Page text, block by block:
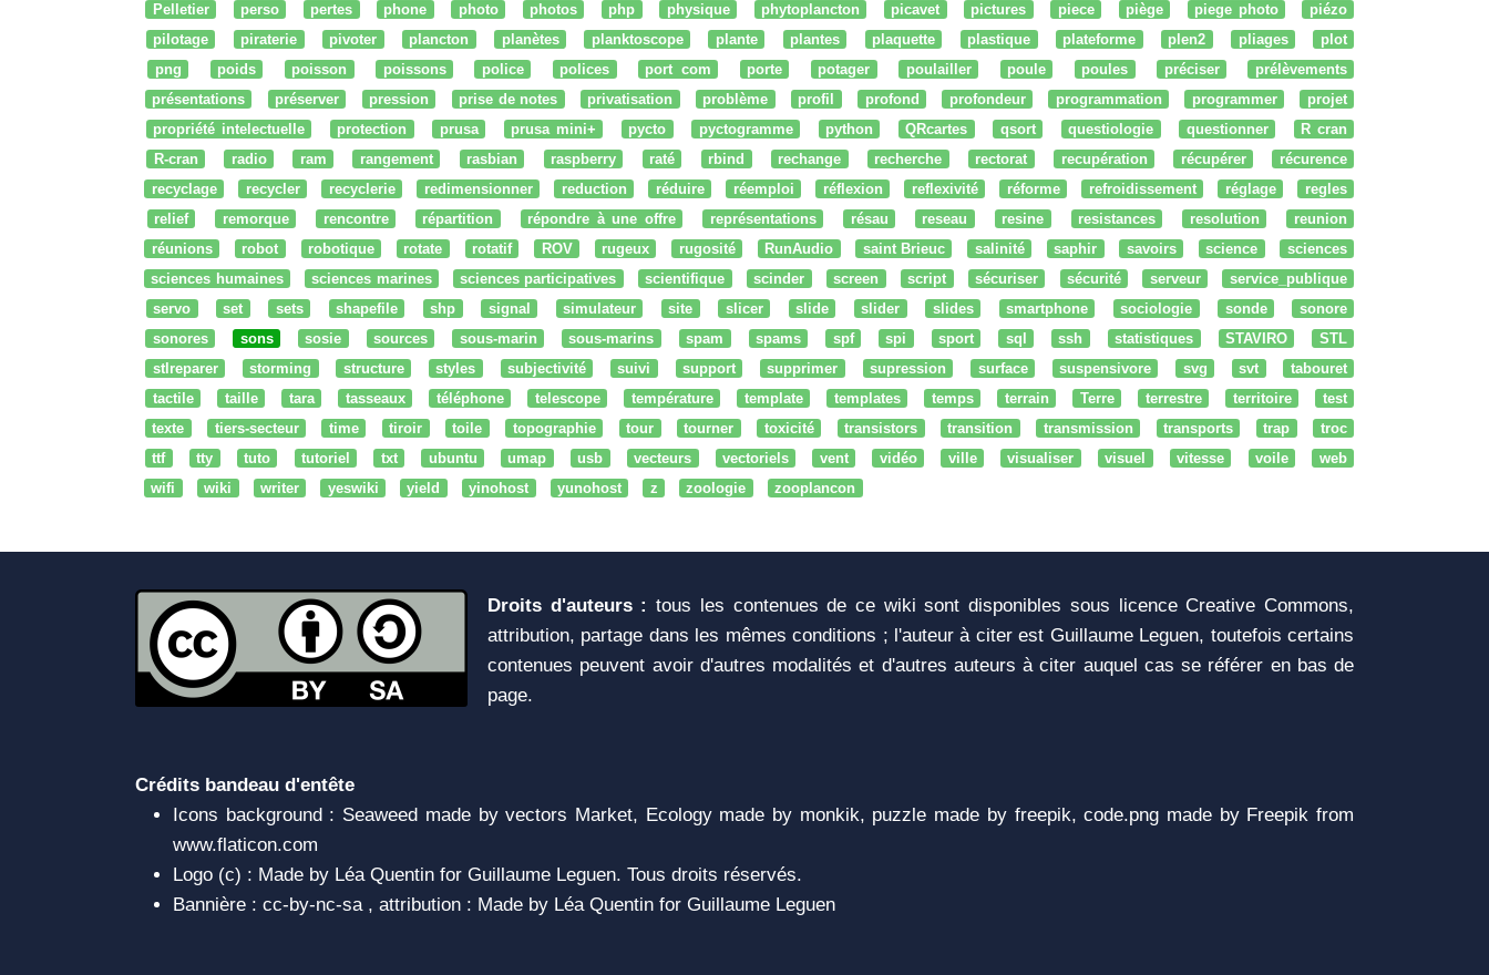
Pelletier
perso pertes phone photo photos php physique phytoplancton picavet pictures piece piège piege photo
piézo
pilotage
piraterie pivoter plancton planètes planktoscope plante plantes plaquette plastique plateforme plen2 pliages
plot
png
poids poisson poissons police polices port com porte potager poulailler poule poules préciser
prélèvements
présentations
préserver pression prise de notes privatisation problème profil profond profondeur programmation programmer
projet
propriété intelectuelle
protection prusa prusa mini+ pycto pyctogramme python QRcartes qsort questiologie questionner
R cran
R-cran
radio ram rangement rasbian raspberry raté rbind rechange recherche rectorat recupération récupérer
récurence
recyclage
recycler recyclerie redimensionner reduction réduire réemploi réflexion reflexivité réforme refroidissement réglage
regles
relief
remorque rencontre répartition répondre à une offre représentations résau reseau resine resistances resolution
reunion
réunions
robot robotique rotate rotatif ROV rugeux rugosité RunAudio saint Brieuc salinité saphir savoirs science
sciences
sciences humaines
sciences marines sciences participatives scientifique scinder screen script sécuriser sécurité serveur
service_publique
servo
set sets shapefile shp signal simulateur site slicer slide slider slides smartphone sociologie sonde
sonore
sonores
sons sosie sources sous-marin sous-marins spam spams spf spi sport sql ssh statistiques STAVIRO
STL
stlreparer
storming structure styles subjectivité suivi support supprimer supression surface suspensivore svg svt
tabouret
tactile
taille tara tasseaux téléphone telescope température template templates temps terrain Terre terrestre territoire
test
texte
tiers-secteur time tiroir toile topographie tour tourner toxicité transistors transition transmission transports trap
troc
ttf
tty tuto tutoriel txt ubuntu umap usb vecteurs vectoriels vent vidéo ville visualiser visuel vitesse voile
web
wifi
wiki writer yeswiki yield yinohost yunohost z zoologie zooplancon
Droits d'auteurs : tous les contenues de ce wiki sont disponibles sous licence Creative Commons,
attribution, partage dans les mêmes conditions ; l'auteur à citer est Guillaume Leguen, toutefois certains
contenues peuvent avoir d'autres modalités et d'autres auteurs à citer auquel cas se référer en bas de
page.
Crédits bandeau d'entête
Icons background : Seaweed made by vectors Market, Ecology made by monkik, puzzle made by freepik, code.png made by Freepik from
www.flaticon.com
Logo (c) : Made by Léa Quentin for Guillaume Leguen. Tous droits réservés.
Bannière : cc-by-nc-sa , attribution : Made by Léa Quentin for Guillaume Leguen